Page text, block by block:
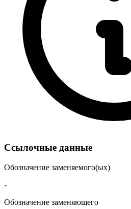
Ссылочные данные
Обозначение заменяемого(ых)
-
Обозначение заменяющего